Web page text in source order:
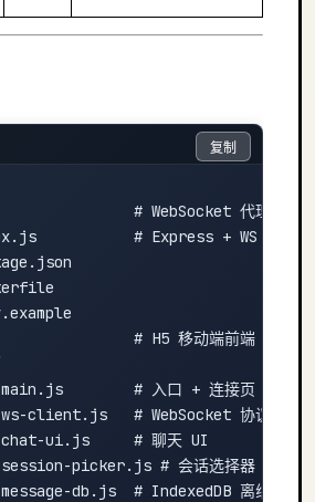
# WebSocket 代理服务
# Express + WS 代理 +
# H5 移动端前端
# 入口 + 连接页
client.js   # WebSocket 协议层
ui.js     # 聊天 UI
picker.js # 会话选择器（切换/
db.js  # IndexedDB 离线消息
复制
复制